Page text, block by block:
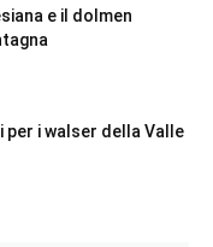
e il dolmen
per i walser della Valle